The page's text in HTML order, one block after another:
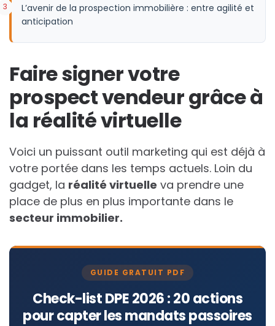
L’avenir de la prospection immobilière : entre agilité et
anticipation
Faire signer votre
prospect vendeur grâce à
la réalité virtuelle
Voici un puissant outil marketing qui est déjà à
votre portée dans les temps actuels. Loin du
gadget, la réalité virtuelle va prendre une
place de plus en plus importante dans le
secteur immobilier.
GUIDE GRATUIT PDF
Check-list DPE 2026 : 20 actions
pour capter les mandats passoires